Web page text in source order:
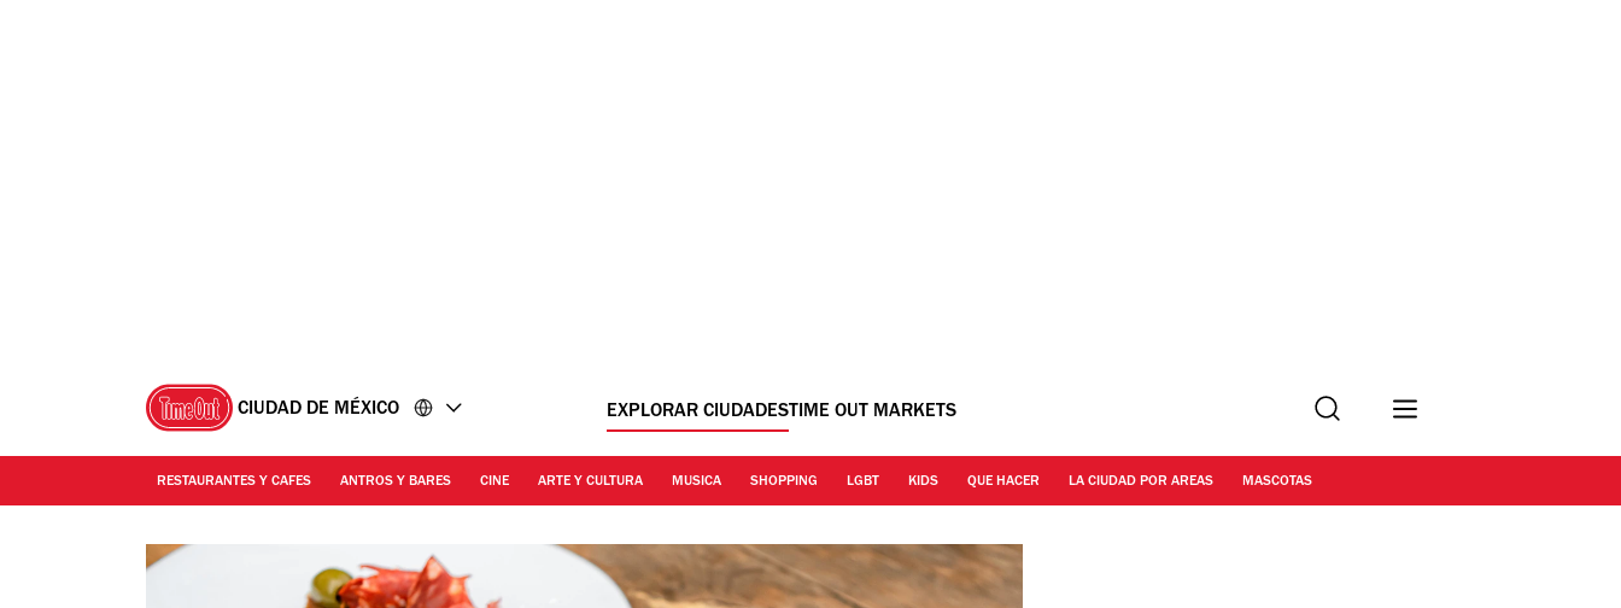
CIUDAD DE MÉXICO EXPLORAR CIUDADESTIME OUT MARKETS Buscar
RESTAURANTES Y CAFES ANTROS Y BARES CINE ARTE Y CULTURA MUSICA SHOPPING LGBT KIDS QUE HACER LA CIUDAD POR AREAS MASCOTAS